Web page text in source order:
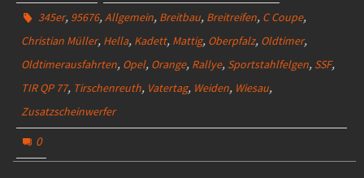
345er, 95676,Allgemein, Breitbau, Breitreifen, C Coupe,
Christian Müller, Hella, Kadett, Mattig, Oberpfalz, Oldtimer,
Oldtimerausfahrten, Opel, Orange, Rallye, Sportstahlfelgen, SSF,
TIR QP 77, Tirschenreuth, Vatertag, Weiden, Wiesau,
Zusatzscheinwerfer
0